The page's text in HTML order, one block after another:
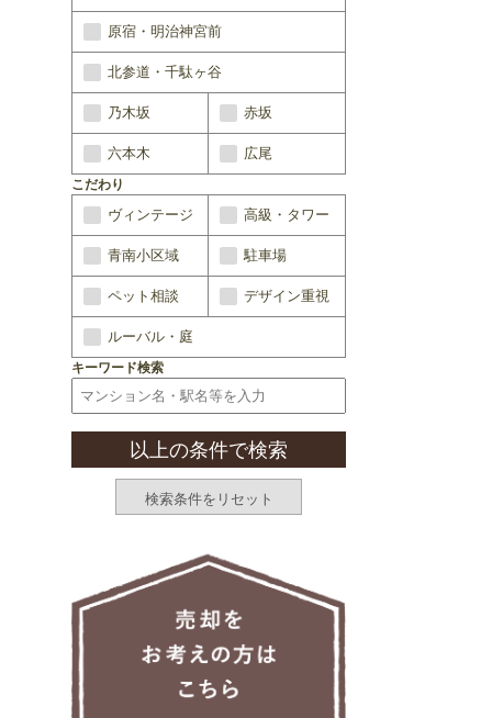
原宿・明治神宮前
北参道・千駄ヶ谷
乃木坂 赤坂
六本木 広尾
こだわり
ヴィンテージ 高級・タワー
青南小区域 駐車場
ペット相談 デザイン重視
ルーバル・庭
キーワード検索